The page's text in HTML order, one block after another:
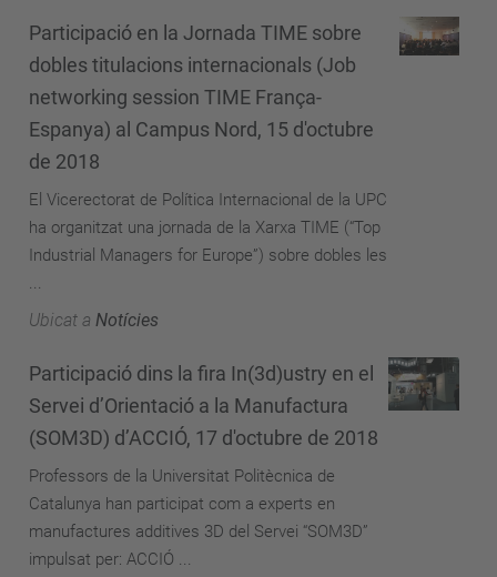
Participació en la Jornada TIME sobre
dobles titulacions internacionals (Job
networking session TIME França-
Espanya) al Campus Nord, 15 d'octubre
de 2018
El Vicerectorat de Política Internacional de la UPC
ha organitzat una jornada de la Xarxa TIME (“Top
Industrial Managers for Europe”) sobre dobles les
Ubicat a Notícies
Participació dins la fira In(3d)ustry en el
Servei d’Orientació a la Manufactura
(SOM3D) d’ACCIÓ, 17 d'octubre de 2018
Professors de la Universitat Politècnica de
Catalunya han participat com a experts en
manufactures additives 3D del Servei “SOM3D”
impulsat per: ACCIÓ ...